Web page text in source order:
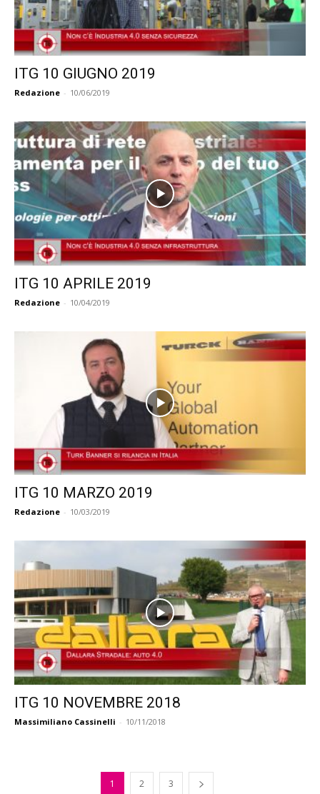
ITG 10 GIUGNO 2019
Redazione - 10/06/2019
ITG 10 APRILE 2019
Redazione - 10/04/2019
ITG 10 MARZO 2019
Redazione - 10/03/2019
ITG 10 NOVEMBRE 2018
Massimiliano Cassinelli - 10/11/2018
1 2 3